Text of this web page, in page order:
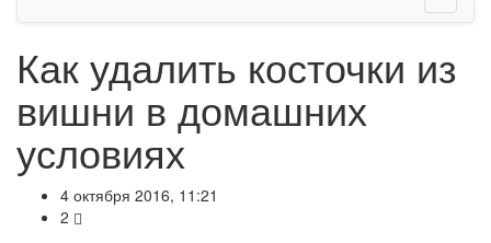
Как удалить косточки из
вишни в домашних
условиях
4 октября 2016, 11:21
2